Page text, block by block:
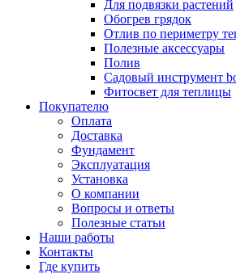
Для подвязки растений
Обогрев грядок
Отлив по периметру
Полезные аксессуары
Полив
Садовый инструмент
Фитосвет для теплицы
Покупателю
Оплата
Доставка
Фундамент
Эксплуатация
Установка
О компании
Вопросы и ответы
Полезные статьи
Наши работы
Контакты
Где купить